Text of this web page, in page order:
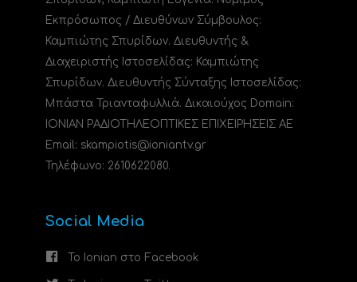
Εκπρόσωπος / Διευθύνων Σύμβουλος:
Καμπιώτης Σπυρίδων. Διευθυντής &
Διαχειριστής Ιστοσελίδας: Καμπιώτης
Σπυρίδων. Διευθυντής Σύνταξης Ιστοσελίδας:
Μπάστα Τριανταφυλλιά. Δικαιούχος Domain:
ΙΟΝΙΑΝ ΡΑΔΙΟΤΗΛΕΟΠΤΙΚΕΣ ΕΠΙΧΕΙΡΗΣΕΙΣ ΑΕ
Email: skampiotis@ioniantv.gr
Τηλέφωνο: 2610622080.
Social Media
Το Ionian στο Facebook